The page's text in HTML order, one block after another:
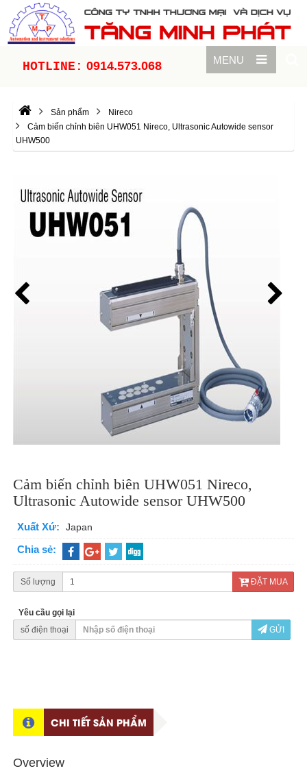
HOTLINE: 0914.573.068 MENU
Sản phẩm
Nireco
Cảm biến chỉnh biên UHW051 Nireco, Ultrasonic Autowide sensor
UHW500
Cảm biến chỉnh biên UHW051 Nireco,
Ultrasonic Autowide sensor UHW500
Xuất Xứ: Japan
Chia sẻ:
Số lượng ĐẶT MUA
Yêu cầu gọi lại
số điện thoại
GỬI
CHI TIẾT SẢN PHẨM
Overview